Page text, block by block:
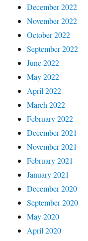
December 2022
November 2022
October 2022
September 2022
June 2022
May 2022
April 2022
March 2022
February 2022
December 2021
November 2021
February 2021
January 2021
December 2020
September 2020
May 2020
April 2020